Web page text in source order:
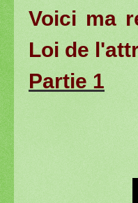
Voici ma
Loi de
Partie 1